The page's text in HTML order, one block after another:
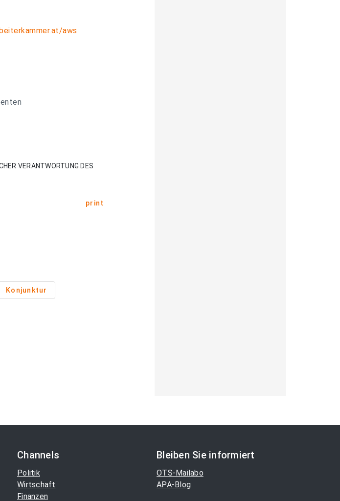
aws
VERANTWORTUNG DES
print
Konjunktur
Channels
Politik
Wirtschaft
Finanzen
Bleiben Sie informiert
OTS-Mailabo
APA-Blog